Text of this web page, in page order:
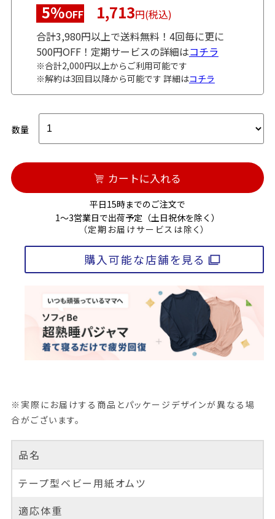
5%OFF 1,713円(税込)
合計3,980円以上で送料無料！4回毎に更に
500円OFF！定期サービスの詳細はコチラ
※合計2,000円以上からご利用可能です
※解約は3回目以降から可能です 詳細はコチラ
数量
カートに入れる
平日15時までのご注文で
1～3営業日で出荷予定（土日祝休を除く）
（定期お届けサービスは除く）
購入可能な店舗を見る
※実際にお届けする商品とパッケージデザインが異なる場
合がございます。
品名
テープ型ベビー用紙オムツ
適応体重